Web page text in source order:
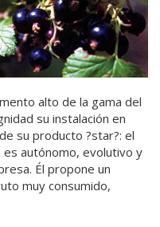
alto de la gama del
su instalación en
su producto ?star?: el
es autónomo, evolutivo y
Él propone un
muy consumido,